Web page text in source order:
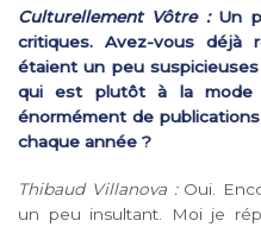
Culturellement Vôtre :Un
critiques. Avez-vous déjà
étaient un peu
qui est plutôt à la mode
énormément de
chaque année ?
Thibaud Villanova :Oui.
un peu insultant. Moi je